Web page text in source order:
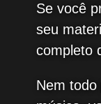
Se você
seu
completo
Nem